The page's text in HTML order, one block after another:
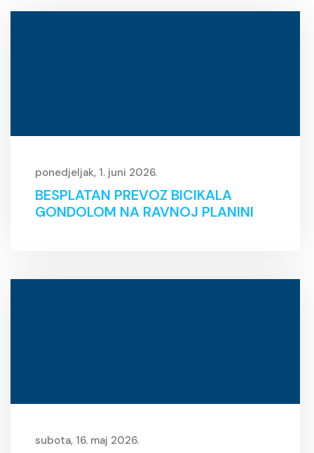
ponedjeljak, 1. juni 2026.
BESPLATAN PREVOZ BICIKALA
GONDOLOM NA RAVNOJ PLANINI
subota, 16. maj 2026.